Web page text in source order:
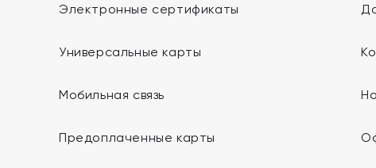
Электронные сертификаты
Универсальные карты
Мобильная связь
Предоплаченные карты